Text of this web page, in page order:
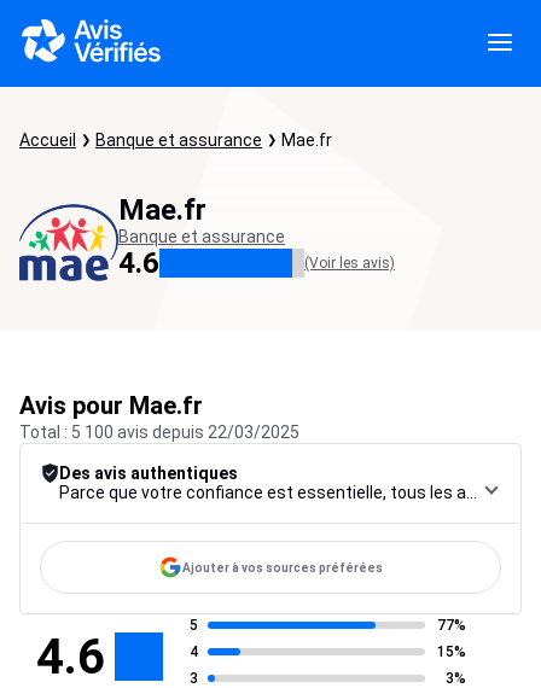
Accueil Banque et assurance Mae.fr
Mae.fr
Banque et assurance
4.6 (Voir les avis)
Avis pour Mae.fr
Total : 5 100 avis depuis 22/03/2025
Des avis authentiques
Ajouter à vos sources préférées
4.6
5
77%
4
15%
3
3%